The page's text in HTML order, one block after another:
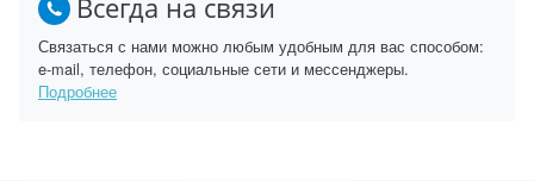
Всегда на связи
Связаться с нами можно любым удобным для вас способом:
e-mail, телефон, социальные сети и мессенджеры.
Подробнее